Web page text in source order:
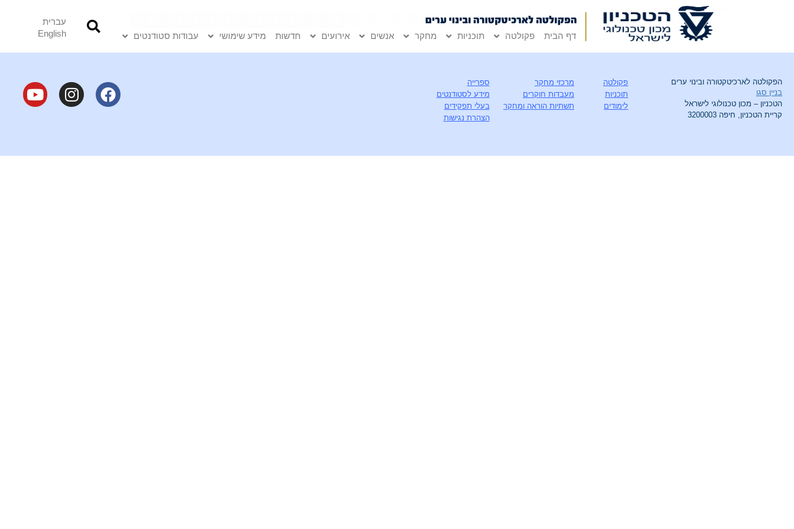
דף הבית פקולטה תוכניות מחקר אנשים אירועים חדשות מידע שימושי עבודות סטודנטים
עברית
English
הפקולטה לארכיטקטורה ובינוי ערים
בניין סגו
הטכניון – מכון טכנולוגי לישראל
קריית הטכניון, חיפה 3200003
פקולטה
תוכניות
לימודים
מרכזי מחקר
מעבדות חוקרים
תשתיות הוראה ומחקר
ספרייה
מידע לסטודנטים
בעלי תפקידים
הצהרת נגישות